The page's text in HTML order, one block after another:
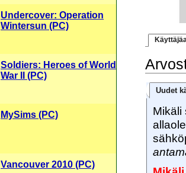
Uudet
Mikäli
Undercover: Operation
Wintersun (PC)
Soldiers: Heroes of World
War II (PC)
MySims (PC)
Vancouver 2010 (PC)